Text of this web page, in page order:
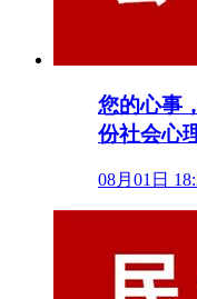
您的心事
份社会心
08月01日